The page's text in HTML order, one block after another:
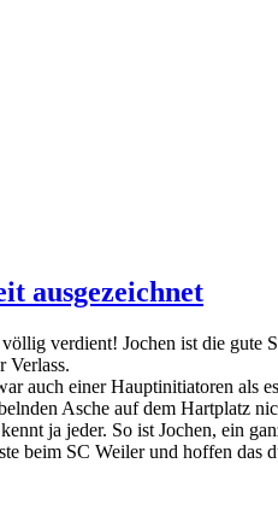
ausgezeichnet
verdient! Jochen ist die
Verlass.
auch einer Hauptinitiatoren als
Asche auf dem Hartplatz
ja jeder. So ist Jochen, ein
beim SC Weiler und hoffen